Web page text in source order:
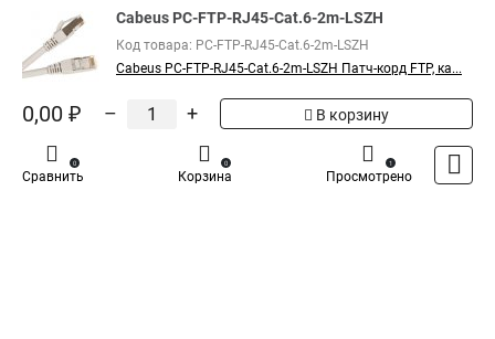
Cabeus PC-FTP-RJ45-Cat.6-2m-LSZH
Код товара: PC-FTP-RJ45-Cat.6-2m-LSZH
Cabeus PC-FTP-RJ45-Cat.6-2m-LSZH Патч-корд FTP, ка...
0,00 ₽ – + В корзину
Сравнить
0
Корзина
0
Просмотрено
1